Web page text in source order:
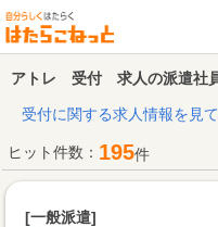
アトレ 受付 求人の派遣社
受付に関する求人情報を見
ヒット件数： 195件
[一般派遣]